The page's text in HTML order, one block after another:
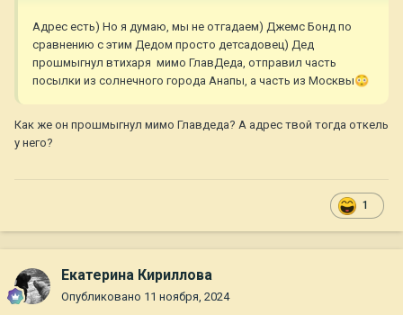
Адрес есть) Но я думаю, мы не отгадаем) Джемс Бонд по
сравнению с этим Дедом просто детсадовец) Дед
прошмыгнул втихаря мимо ГлавДеда, отправил часть
посылки из солнечного города Анапы, а часть из Москвы😳
Как же он прошмыгнул мимо Главдеда? А адрес твой тогда откель
у него?
1
Екатерина Кириллова
Опубликовано 11 ноября, 2024